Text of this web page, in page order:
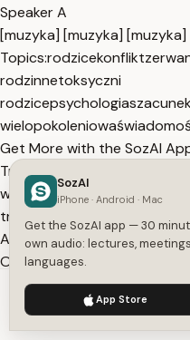
Speaker A
[muzyka] [muzyka] [muzyka]
Topics:rodzicekonflikt
rodzinnetoksyczni
rodzicepsychologiaszacunek
wielopokoleniowa
Get More with the SozAI
Transcribe recordings,
with AI summaries, speaker
transcriptions.
App StoreGoogle Play
Or transcribe another
Free tools:TXT to SRT·
to Text
All tools
Related Transcripts
We use cookies to enhance your
SozAI
iPhone · Android · Mac
Get the SozAI app — 30
own audio: lectures,
languages.
App Store